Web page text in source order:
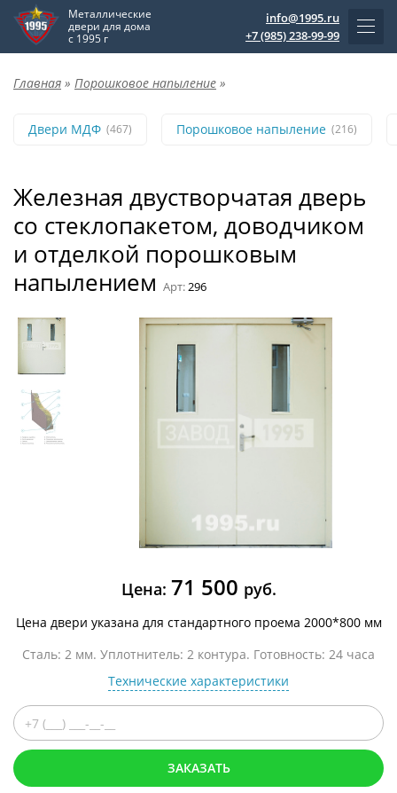
Металлические
двери для дома
с 1995 г
info@1995.ru
+7 (985) 238-99-99
Главная » Порошковое напыление »
Двери МДФ (467) Порошковое напыление (216)
Железная двустворчатая дверь
со стеклопакетом, доводчиком
и отделкой порошковым
напылением Арт:296
Цена: 71 500 руб.
Цена двери указана для стандартного проема 2000*800 мм
Сталь: 2 мм. Уплотнитель: 2 контура. Готовность: 24 часа
Технические характеристики
ЗАКАЗАТЬ